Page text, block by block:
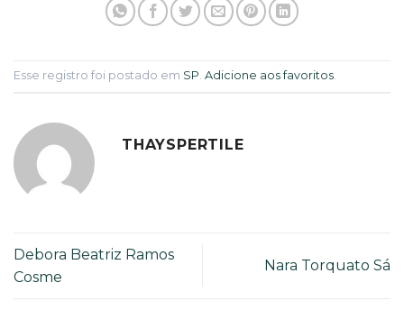
Esse registro foi postado em SP Adicione aos favoritos
THAYSPERTILE
Debora Beatriz Ramos
Cosme
Nara Torquato Sá